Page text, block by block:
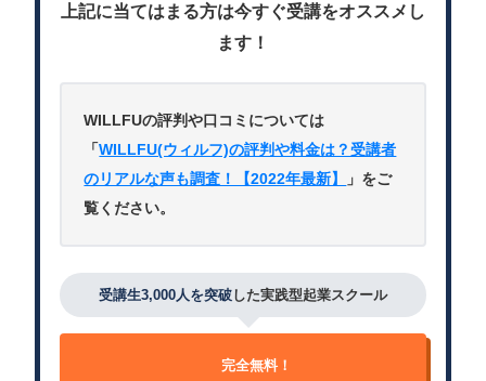
上記に当てはまる方は今すぐ受講をオススメし
ます！
WILLFUの評判や口コミについては
「WILLFU(ウィルフ)の評判や料金は？受講者
のリアルな声も調査！【2022年最新】
」をご
覧ください。
受講生3,000人を突破 した実践型起業スクール
完全無料！